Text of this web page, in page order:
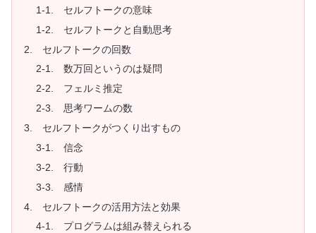
1-1. セルフトークの意味
1-2. セルフトークと自動思考
2. セルフトークの回数
2-1. 数万回というのは疑問
2-2. フェルミ推定
2-3. 思考ワームの数
3. セルフトークがつくり出すもの
3-1. 信念
3-2. 行動
3-3. 感情
4. セルフトークの活用方法と効果
4-1. プログラムは組み替えられる